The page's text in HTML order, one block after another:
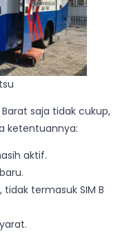
saja tidak cukup,
ketentuannya:
aktif.
tidak termasuk SIM B